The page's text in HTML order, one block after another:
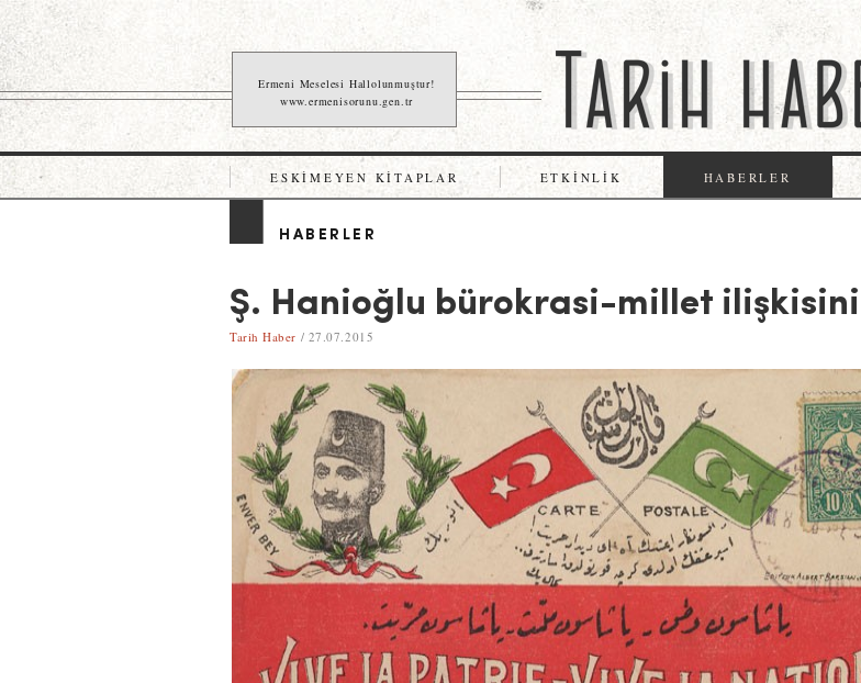
Ermeni Meselesi Hallolunmuştur!
www.ermenisorunu.gen.tr
ESKIMEYEN KITAPLAR ETKINLIK HABERLER
HABERLER
Ş. Hanioğlu bürokrasi-millet ilişkisini
Tarih Haber / 27.07.2015